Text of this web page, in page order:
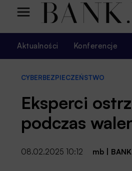
Aktualności Konferencje
CYBERBEZPIECZEŃSTWO
Eksperci
podczas
08.02.2025 10:12 mb